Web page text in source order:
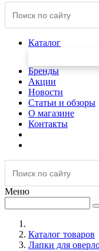
Каталог
Бренды
Акции
Новости
Статьи и обзоры
О магазине
Контакты
Меню
Каталог товаров
Лапки для